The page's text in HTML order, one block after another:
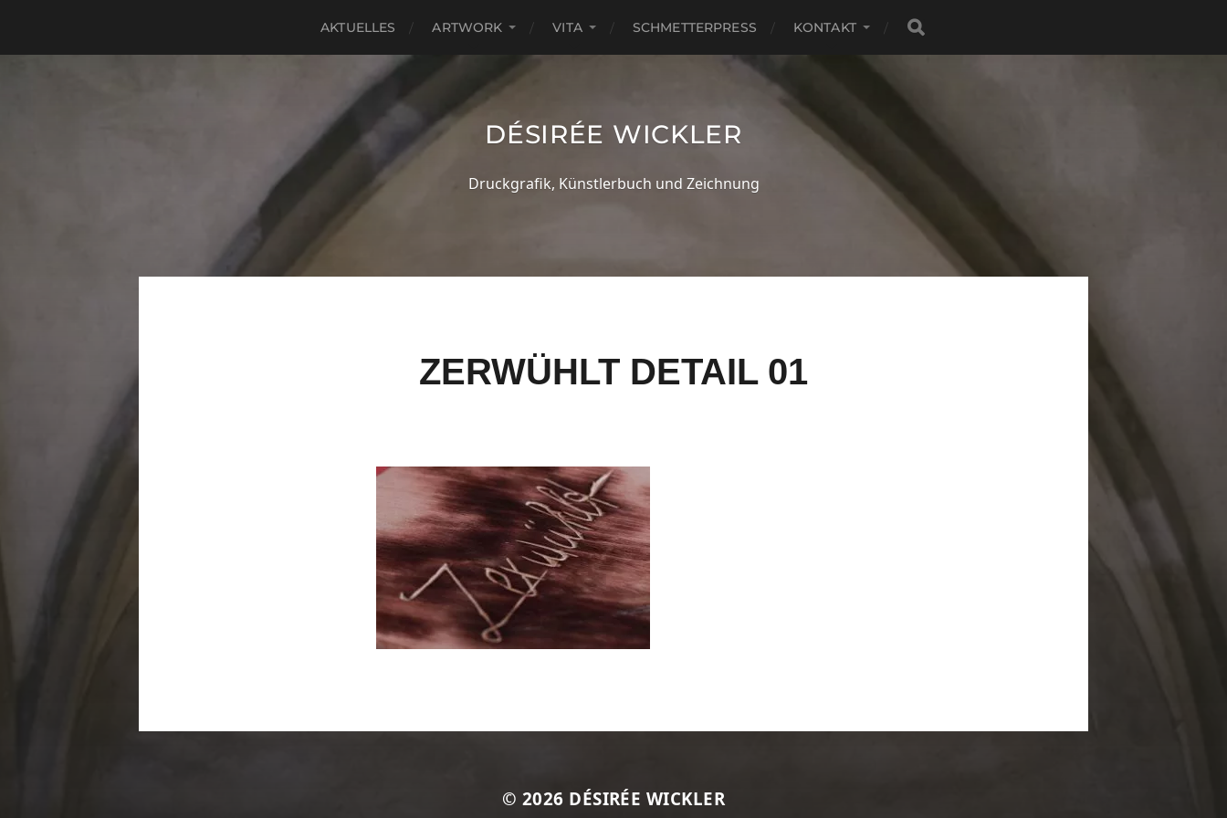
AKTUELLES ARTWORK VITA SCHMETTERPRESS KONTAKT
DÉSIRÉE WICKLER
Druckgrafik, Künstlerbuch und Zeichnung
ZERWÜHLT DETAIL 01
© 2026 DÉSIRÉE WICKLER